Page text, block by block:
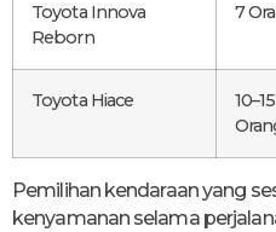
Toyota Innova
Reborn
7
Toyota Hiace
10–15
Pemilihan kendaraan yang
kenyamanan selama